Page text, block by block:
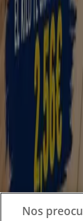
Tiendeo forma
tecnológica que
en todo el mundo.
Tiendeo
¿Qué
Soluciones
Noticias y
Trabaja
Nos